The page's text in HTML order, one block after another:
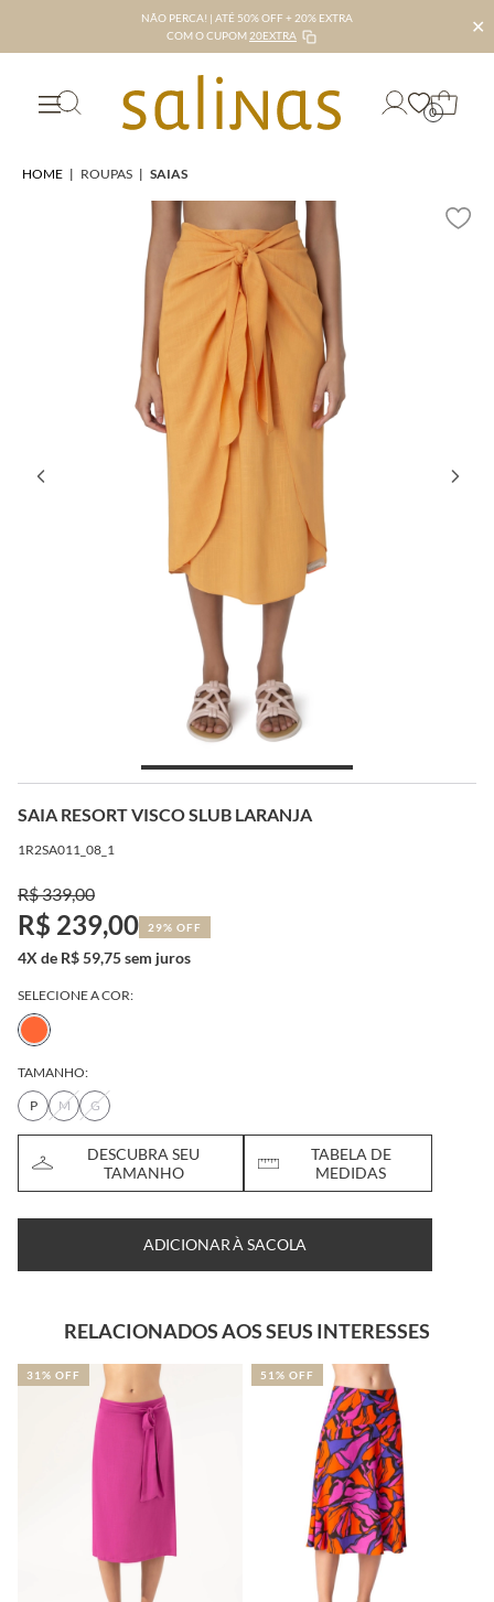
NÃO PERCA! | ATÉ 50% OFF + 20% EXTRA
COM O CUPOM 20EXTRA ✕
0
HOME | ROUPAS | SAIAS
SAIA RESORT VISCO SLUB LARANJA
1R2SA011_08_1
R$ 339,00
R$ 239,00 29% OFF
4X de R$ 59,75 sem juros
SELECIONE A COR:
TAMANHO:
P
M G
DESCUBRA SEU
TAMANHO
TABELA DE
MEDIDAS
ADICIONAR À SACOLA
RELACIONADOS AOS SEUS INTERESSES
31% OFF 51% OFF